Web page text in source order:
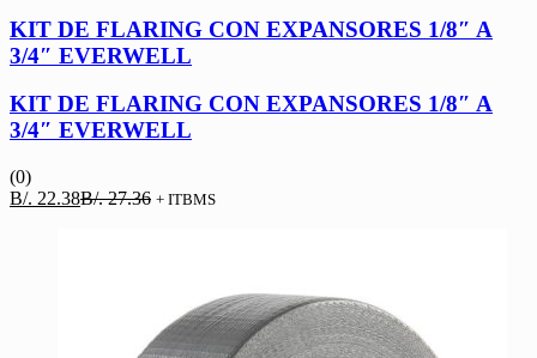
KIT DE FLARING CON EXPANSORES 1/8″ A
3/4″ EVERWELL
KIT DE FLARING CON EXPANSORES 1/8″ A
3/4″ EVERWELL
(0)
B/. 22.38El
B/.27.36 El
+ ITBMS